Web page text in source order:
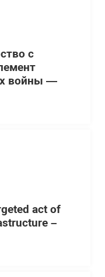
с
войны —
act of
–